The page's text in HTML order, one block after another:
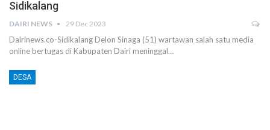
Sidikalang
DAIRI NEWS 29 Dec 2023
Dairinews.co-Sidikalang Delon Sinaga (51) wartawan salah satu media
online bertugas di Kabupaten Dairi meninggal…
DESA